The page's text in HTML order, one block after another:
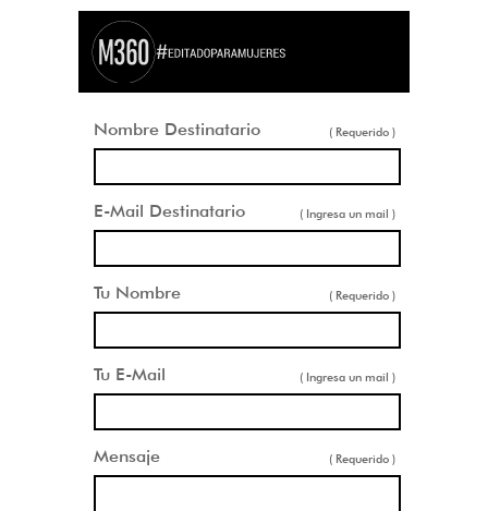
Nombre Destinatario ( Requerido )
E-Mail Destinatario ( Ingresa un mail )
Tu Nombre ( Requerido )
Tu E-Mail ( Ingresa un mail )
Mensaje ( Requerido )